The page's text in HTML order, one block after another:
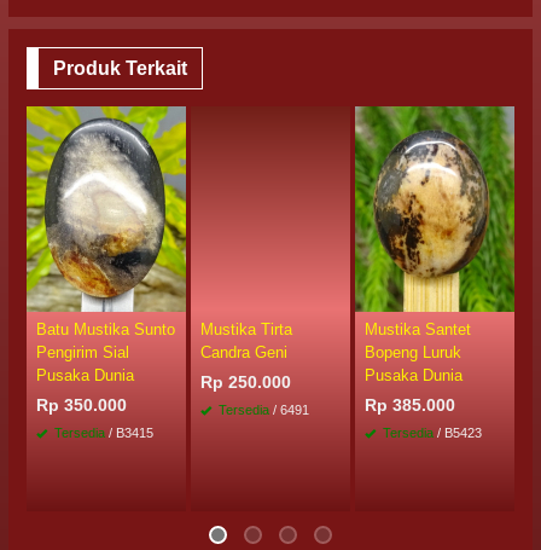
Produk Terkait
Batu Mustika Sunto
Pengirim Sial
Pusaka Dunia
Rp 350.000
Tersedia / B3415
Mustika Tirta
Candra Geni
Rp 250.000
Tersedia / 6491
Mustika Santet
Bopeng Luruk
Pusaka Dunia
Rp 385.000
Tersedia / B5423